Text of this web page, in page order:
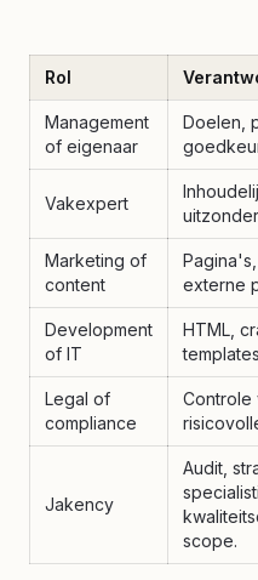
Rol
Management
of eigenaar
Doelen,
Vakexpert
Marketing of
content
externe
Development
of IT
HTML,
Legal of
compliance
Jakency
Audit,
scope.